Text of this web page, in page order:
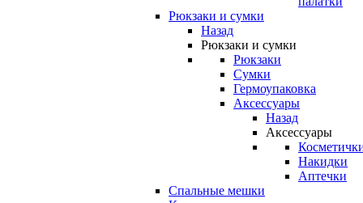
Рюкзаки и сумки
Назад
Рюкзаки и сумки
Рюкзаки
Сумки
Гермоупаковка
Аксессуары
Назад
Аксессуары
Накидки
Аптечки
Спальные мешки